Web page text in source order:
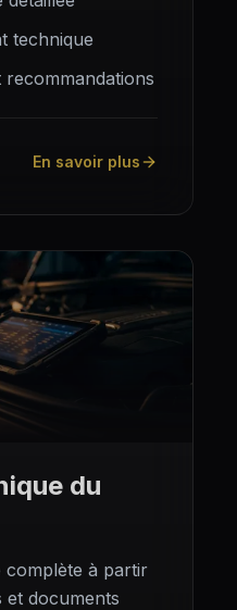
technique
En savoir plus
du
complète à partir
et documents